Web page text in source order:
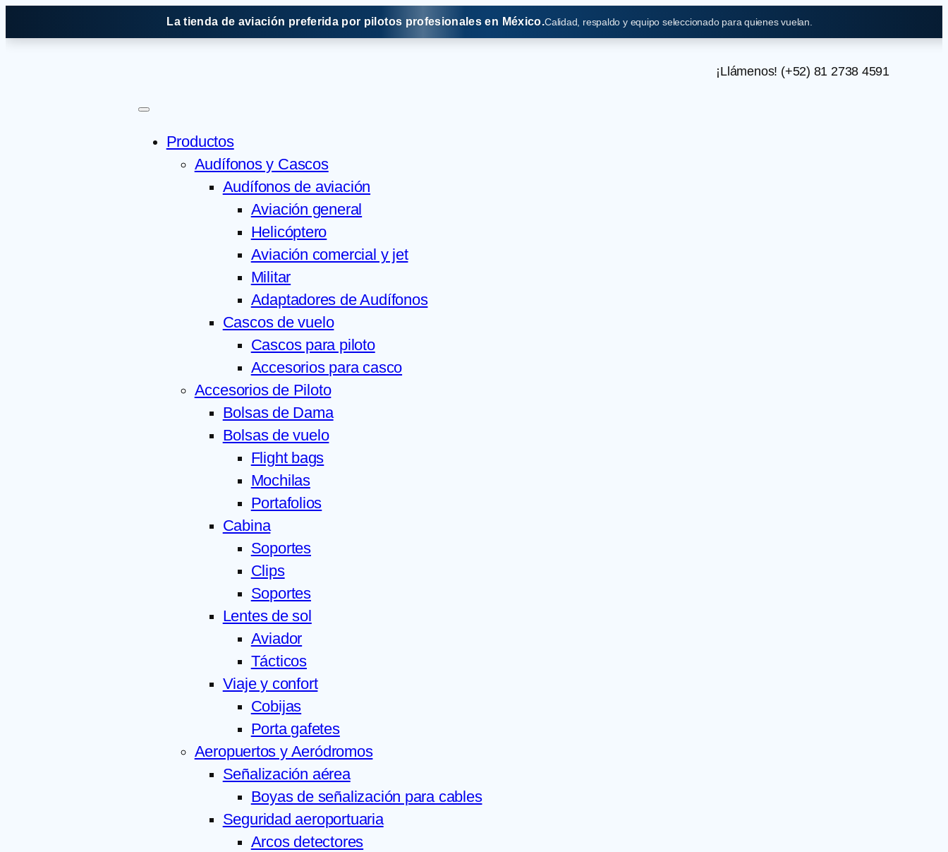
al
La tienda de aviación preferida por pilotos profesionales en México.Calidad, respaldo y equipo seleccionado para quienes vuelan.
¡Llámenos! (+52) 81 2738 4591
Productos
Audífonos y Cascos
Audífonos de aviación
Aviación general
Helicóptero
Aviación comercial y jet
Militar
Adaptadores de Audífonos
Cascos de vuelo
Cascos para piloto
Accesorios para casco
Accesorios de Piloto
Bolsas de Dama
Bolsas de vuelo
Flight bags
Mochilas
Portafolios
Cabina
Soportes
Clips
Soportes
Lentes de sol
Aviador
Tácticos
Viaje y confort
Cobijas
Porta gafetes
Aeropuertos y Aeródromos
Señalización aérea
Boyas de señalización para cables
Seguridad aeroportuaria
Arcos detectores